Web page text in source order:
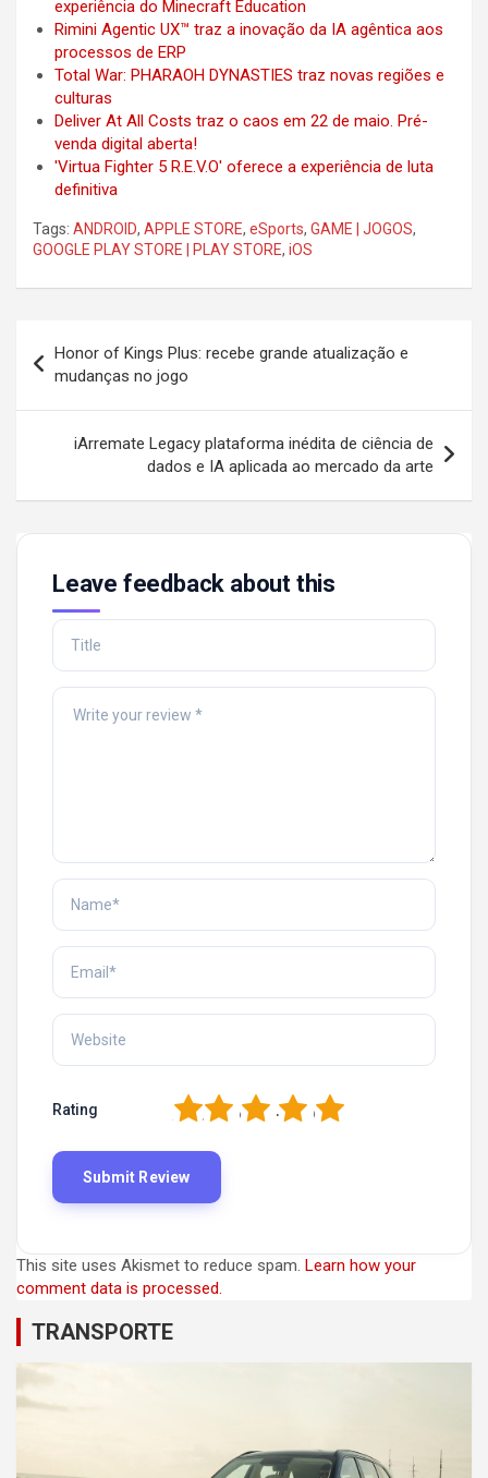
experiência do Minecraft Education
Rimini Agentic UX™ traz a inovação da IA agêntica aos
processos de ERP
Total War: PHARAOH DYNASTIES traz novas regiões e
culturas
Deliver At All Costs traz o caos em 22 de maio. Pré-
venda digital aberta!
'Virtua Fighter 5 R.E.V.O' oferece a experiência de luta
definitiva
Tags: ANDROID, APPLE STORE, eSports, GAME | JOGOS,
GOOGLE PLAY STORE | PLAY STORE, iOS
navigation
Honor of Kings Plus: recebe grande atualização e
mudanças no jogo
iArremate Legacy plataforma inédita de ciência de
dados e IA aplicada ao mercado da arte
Leave feedback about this
Rating 5
4
3
2
This site uses Akismet to reduce spam. Learn how your
comment data is processed.
TRANSPORTE